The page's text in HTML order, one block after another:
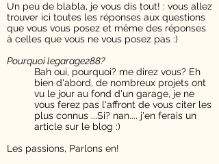
restés en bordure du port de
Boulogne pour le plus grand plaisir
des amateurs de photographie.
Un peu de blabla, je vous dis tout! : vous allez
trouver ici toutes les réponses aux questions
que vous vous posez et même des réponses
à celles que vous ne vous posez pas :)
Pourquoi legarage288?​
Bah oui, pourquoi? me direz vous? Eh
bien d'abord, de nombreux projets ont
vu le jour au fond d'un garage, je ne
vous ferez pas l'affront de vous citer les
plus connus ...Si? nan.... j'en ferais un
article sur le blog :)
Les passions, Parlons en!